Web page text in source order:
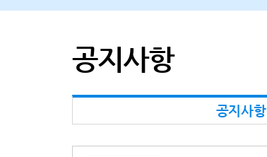
공지사항
공지사항